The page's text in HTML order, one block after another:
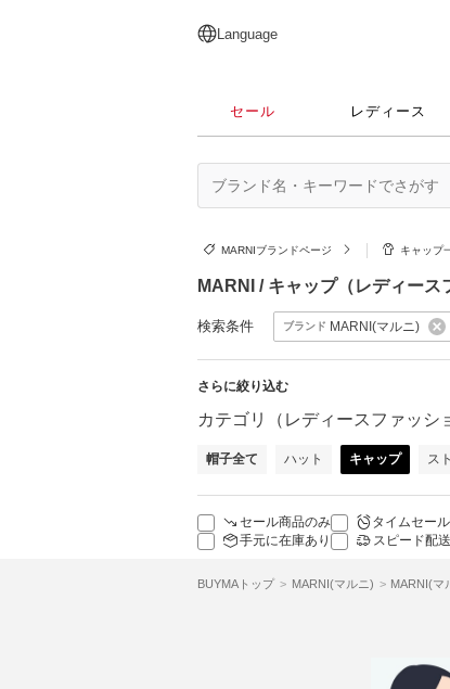
日本語
English
简体中文
繁體中文
Language
セール レディース
MARNIブランドページ キャップ
MARNI / キャップ（レディース
検索条件 ブランド MARNI(マルニ)
さらに絞り込む
カテゴリ（レディースファッシ
帽子全て ハット キャップ ス
セール商品のみ タイムセール
手元に在庫あり
スピード配送
BUYMAトップ MARNI(マルニ) MARNI(マ